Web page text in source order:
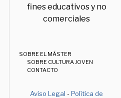
fines educativos y no
comerciales
SOBRE EL MÁSTER
SOBRE CULTURA JOVEN
CONTACTO
Aviso Legal -Política de